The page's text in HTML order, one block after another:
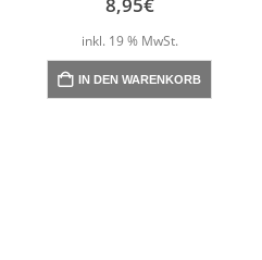
inkl. 19 % MwSt.
IN DEN WARENKORB